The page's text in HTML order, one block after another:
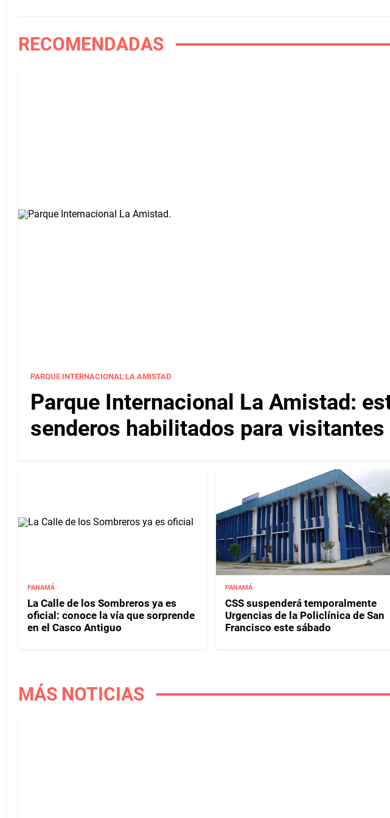
RECOMENDADAS
PARQUE INTERNACIONAL LA AMISTAD
Parque Internacional La Amistad:
senderos habilitados para visitantes
PANAMÁ
La Calle de los Sombreros ya es
oficial: conoce la vía que sorprende
en el Casco Antiguo
PANAMÁ
CSS suspenderá temporalmente
Urgencias de la Policlínica de San
Francisco este sábado
MÁS NOTICIAS